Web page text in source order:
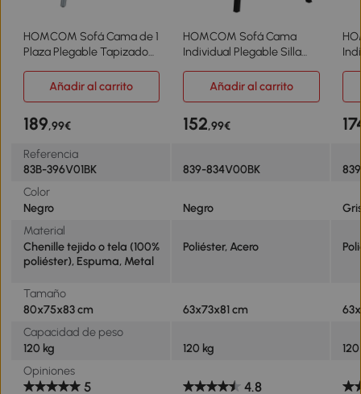
HOMCOM Sofá Cama de 1
Plaza Plegable Tapizado
Respaldo Ajustable de 5
Niveles 80x75x83 cm
HOMCOM Sofá Cama
Individual Plegable Silla
Respaldo Ajustable de 5
Niveles y Almohada
Añadir al carrito Añadir al carrito
189,99€ 152,99€
Referencia
83B-396V01BK
839-834V00BK
Color
Negro
Negro
Material
Chenille tejido o tela (100%
poliéster), Espuma, Metal
Poliéster, Acero
Tamaño
80x75x83 cm
63x73x81 cm
Capacidad de peso
120 kg
120 kg
Opiniones
5 4.8